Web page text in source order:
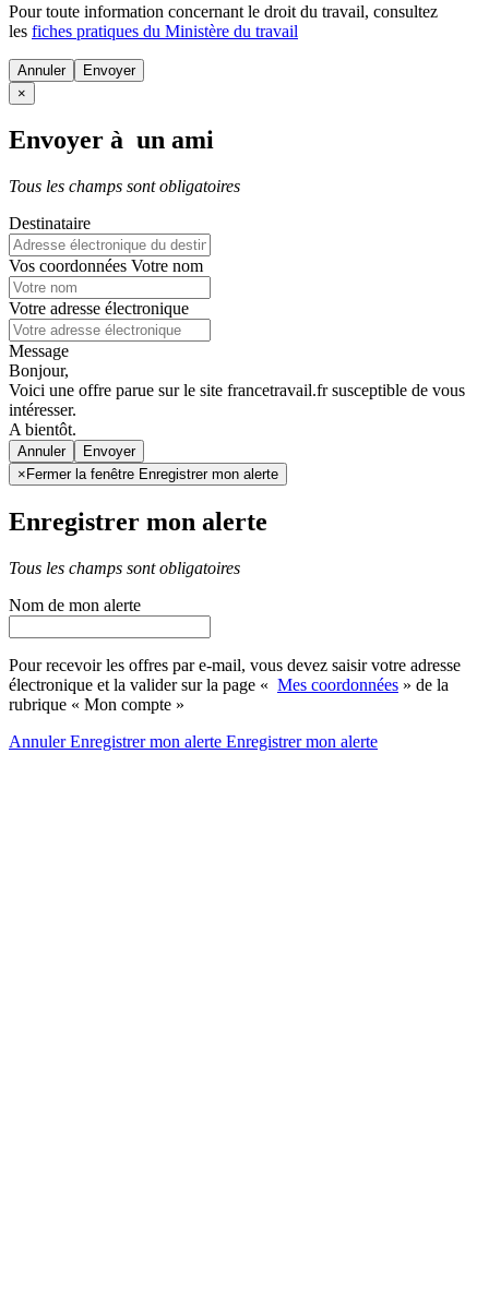
Pour toute information concernant le droit du travail, consultez
les fiches pratiques du Ministère du travail
Annuler
×
Envoyer à un ami
Tous les champs sont obligatoires
Destinataire
Vos coordonnées Votre nom
Votre adresse électronique
Message
Bonjour,
Voici une offre parue sur le site francetravail.fr susceptible de vous
intéresser.
A bientôt.
Annuler
× Fermer la fenêtre Enregistrer mon alerte
Enregistrer mon alerte
Tous les champs sont obligatoires
Nom de mon alerte
Pour recevoir les offres par e-mail, vous devez saisir votre adresse
électronique et la valider sur la page « Mes coordonnées » de la
rubrique « Mon compte »
AnnulerEnregistrer mon alerte Enregistrermon alerte